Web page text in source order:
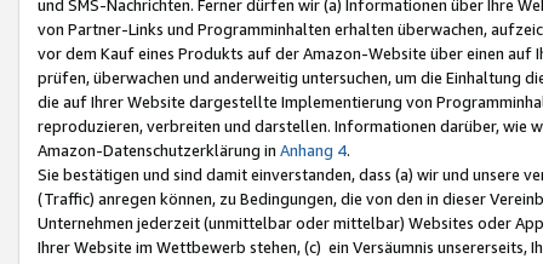
und SMS-Nachrichten. Ferner dürfen wir (a) Informationen über Ihre
von Partner-Links und Programminhalten erhalten überwachen,
vor dem Kauf eines Produkts auf der Amazon-Website über einen
prüfen, überwachen und anderweitig untersuchen, um die Einhaltung
die auf Ihrer Website dargestellte Implementierung von
reproduzieren, verbreiten und darstellen. Informationen darüber, wie
Amazon-Datenschutzerklärung in Anhang 4.
Sie bestätigen und sind damit einverstanden, dass (a) wir und
(Traffic) anregen können, zu Bedingungen, die von den in dieser
Unternehmen jederzeit (unmittelbar oder mittelbar) Websites oder
Ihrer Website im Wettbewerb stehen, (c) ein Versäumnis unsererseits,